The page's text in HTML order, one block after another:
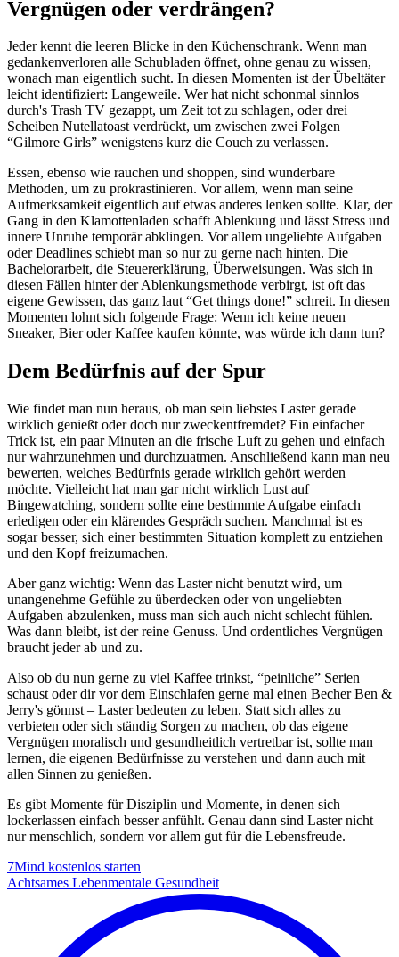
Vergnügen oder verdrängen?
Jeder kennt die leeren Blicke in den Küchenschrank. Wenn man
gedankenverloren alle Schubladen öffnet, ohne genau zu wissen,
wonach man eigentlich sucht. In diesen Momenten ist der Übeltäter
leicht identifiziert: Langeweile. Wer hat nicht schonmal sinnlos
durch's Trash TV gezappt, um Zeit tot zu schlagen, oder drei
Scheiben Nutellatoast verdrückt, um zwischen zwei Folgen
“Gilmore Girls” wenigstens kurz die Couch zu verlassen.
Essen, ebenso wie rauchen und shoppen, sind wunderbare
Methoden, um zu prokrastinieren. Vor allem, wenn man seine
Aufmerksamkeit eigentlich auf etwas anderes lenken sollte. Klar, der
Gang in den Klamottenladen schafft Ablenkung und lässt Stress und
innere Unruhe temporär abklingen. Vor allem ungeliebte Aufgaben
oder Deadlines schiebt man so nur zu gerne nach hinten. Die
Bachelorarbeit, die Steuererklärung, Überweisungen. Was sich in
diesen Fällen hinter der Ablenkungsmethode verbirgt, ist oft das
eigene Gewissen, das ganz laut “Get things done!” schreit. In diesen
Momenten lohnt sich folgende Frage: Wenn ich keine neuen
Sneaker, Bier oder Kaffee kaufen könnte, was würde ich dann tun?
Dem Bedürfnis auf der Spur
Wie findet man nun heraus, ob man sein liebstes Laster gerade
wirklich genießt oder doch nur zweckentfremdet? Ein einfacher
Trick ist, ein paar Minuten an die frische Luft zu gehen und einfach
nur wahrzunehmen und durchzuatmen. Anschließend kann man neu
bewerten, welches Bedürfnis gerade wirklich gehört werden
möchte. Vielleicht hat man gar nicht wirklich Lust auf
Bingewatching, sondern sollte eine bestimmte Aufgabe einfach
erledigen oder ein klärendes Gespräch suchen. Manchmal ist es
sogar besser, sich einer bestimmten Situation komplett zu entziehen
und den Kopf freizumachen.
Aber ganz wichtig: Wenn das Laster nicht benutzt wird, um
unangenehme Gefühle zu überdecken oder von ungeliebten
Aufgaben abzulenken, muss man sich auch nicht schlecht fühlen.
Was dann bleibt, ist der reine Genuss. Und ordentliches Vergnügen
braucht jeder ab und zu.
Also ob du nun gerne zu viel Kaffee trinkst, “peinliche” Serien
schaust oder dir vor dem Einschlafen gerne mal einen Becher Ben &
Jerry's gönnst – Laster bedeuten zu leben. Statt sich alles zu
verbieten oder sich ständig Sorgen zu machen, ob das eigene
Vergnügen moralisch und gesundheitlich vertretbar ist, sollte man
lernen, die eigenen Bedürfnisse zu verstehen und dann auch mit
allen Sinnen zu genießen.
Es gibt Momente für Disziplin und Momente, in denen sich
lockerlassen einfach besser anfühlt. Genau dann sind Laster nicht
nur menschlich, sondern vor allem gut für die Lebensfreude.
7Mind kostenlos starten
Achtsames Lebenmentale Gesundheit